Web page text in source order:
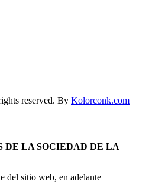
reserved. By Kolorconk.com
DE LA SOCIEDAD DE LA
del sitio web, en adelante